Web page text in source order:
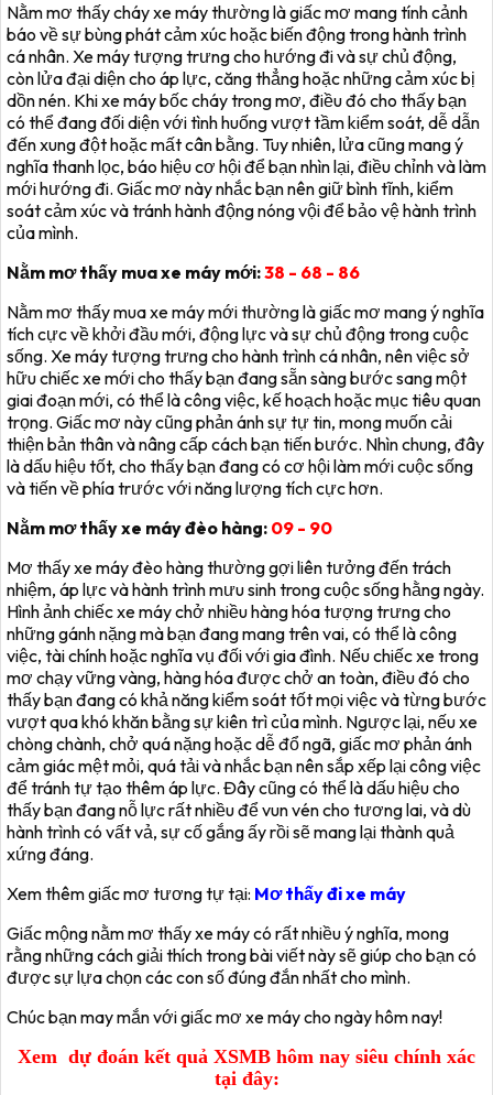
Nằm mơ thấy cháy xe máy thường là giấc mơ mang tính cảnh
báo về sự bùng phát cảm xúc hoặc biến động trong hành trình
cá nhân. Xe máy tượng trưng cho hướng đi và sự chủ động,
còn lửa đại diện cho áp lực, căng thẳng hoặc những cảm xúc bị
dồn nén. Khi xe máy bốc cháy trong mơ, điều đó cho thấy bạn
có thể đang đối diện với tình huống vượt tầm kiểm soát, dễ dẫn
đến xung đột hoặc mất cân bằng. Tuy nhiên, lửa cũng mang ý
nghĩa thanh lọc, báo hiệu cơ hội để bạn nhìn lại, điều chỉnh và làm
mới hướng đi. Giấc mơ này nhắc bạn nên giữ bình tĩnh, kiểm
soát cảm xúc và tránh hành động nóng vội để bảo vệ hành trình
của mình.
Nằm mơ thấy mua xe máy mới:38 - 68 - 86
Nằm mơ thấy mua xe máy mới thường là giấc mơ mang ý nghĩa
tích cực về khởi đầu mới, động lực và sự chủ động trong cuộc
sống. Xe máy tượng trưng cho hành trình cá nhân, nên việc sở
hữu chiếc xe mới cho thấy bạn đang sẵn sàng bước sang một
giai đoạn mới, có thể là công việc, kế hoạch hoặc mục tiêu quan
trọng. Giấc mơ này cũng phản ánh sự tự tin, mong muốn cải
thiện bản thân và nâng cấp cách bạn tiến bước. Nhìn chung, đây
là dấu hiệu tốt, cho thấy bạn đang có cơ hội làm mới cuộc sống
và tiến về phía trước với năng lượng tích cực hơn.
Nằm mơ thấy xe máy đèo hàng: 09 - 90
Mơ thấy xe máy đèo hàng thường gợi liên tưởng đến trách
nhiệm, áp lực và hành trình mưu sinh trong cuộc sống hằng ngày.
Hình ảnh chiếc xe máy chở nhiều hàng hóa tượng trưng cho
những gánh nặng mà bạn đang mang trên vai, có thể là công
việc, tài chính hoặc nghĩa vụ đối với gia đình. Nếu chiếc xe trong
mơ chạy vững vàng, hàng hóa được chở an toàn, điều đó cho
thấy bạn đang có khả năng kiểm soát tốt mọi việc và từng bước
vượt qua khó khăn bằng sự kiên trì của mình. Ngược lại, nếu xe
chòng chành, chở quá nặng hoặc dễ đổ ngã, giấc mơ phản ánh
cảm giác mệt mỏi, quá tải và nhắc bạn nên sắp xếp lại công việc
để tránh tự tạo thêm áp lực. Đây cũng có thể là dấu hiệu cho
thấy bạn đang nỗ lực rất nhiều để vun vén cho tương lai, và dù
hành trình có vất vả, sự cố gắng ấy rồi sẽ mang lại thành quả
xứng đáng.
Xem thêm giấc mơ tương tự tại: Mơ thấy đi xe máy
Giấc mộng nằm mơ thấy xe máy có rất nhiều ý nghĩa, mong
rằng những cách giải thích trong bài viết này sẽ giúp cho bạn có
được sự lựa chọn các con số đúng đắn nhất cho mình.
Chúc bạn may mắn với giấc mơ xe máy cho ngày hôm nay!
Xem dự đoán kết quả XSMB hôm nay siêu chính xác
tại đây: